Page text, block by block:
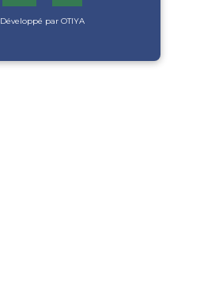
Développé par OTIYA